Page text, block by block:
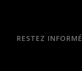
RESTEZ INFORMÉ